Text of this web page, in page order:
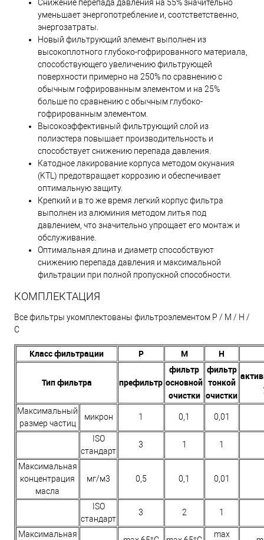
Снижение перепада давления на 55% значительно
уменьшает энергопотребление и, соотстветственно,
энергозатраты.
Новый фильтрующий элемент выполнен из
высокоплотного глубоко-гофрированного материала,
способствующего увеличению фильтрующей
поверхности примерно на 250% по сравнению с
обычным гофрированным элементом и на 25%
больше по сравнению с обычным глубоко-
гофрированным элементом.
Высокоэффективный фильтрующий слой из
полиэстера повышает производительность и
способствует снижению перепада давления.
Катодное лакирование корпуса методом окунания
(KTL) предотвращает коррозию и обеспечивает
оптимальную защиту.
Крепкий и в то же время легкий корпус фильтра
выполнен из алюминия методом литья под
давлением, что значительно упрощает его монтаж и
обслуживание.
Оптимальная длина и диаметр способствуют
снижению перепада давления и максимальной
фильтрации при полной пропускной способности.
КОМПЛЕКТАЦИЯ
Все фильтры укомплектованы фильтроэлементом P / M / H /
C
Класс фильтрации P M H
Тип фильтра префильтр
фильтр
основной
очистки
фильтр
тонкой
очистки
Максимальный
размер частиц
микрон 1 0,1 0,01
ISO
стандарт
3 1 1
Максимальная
концентрация
масла
мг/м3 0,5 0,1 0,01
ISO
стандарт
3 2 1
Максимальная max